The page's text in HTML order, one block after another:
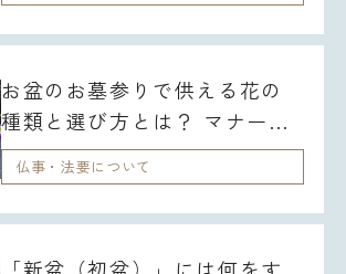
お盆のお墓参りで供える花の
種類と選び方とは？ マナーに
ついても解説
仏事・法要について